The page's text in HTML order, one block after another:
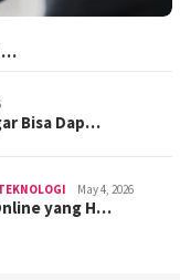
…
Bisa Dap…
May 4, 2026
yang H…